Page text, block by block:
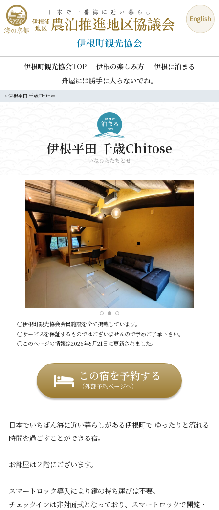
伊根町観光協会TOP 伊根の楽しみ方
伊根に泊まる
舟屋には勝手に入らないでね。
> 伊根平田 千歳Chitose
伊根平田 千歳Chitose
いねひらたちとせ
○伊根町観光協会会員施設を全て掲載しています。
○サービスを保証するものではございませんので予めご了承下さい。
○このページの情報は2026年5月21日に更新されました。
この宿を予約する
（外部予約ページへ）
日本でいちばん海に近い暮らしがある伊根町で ゆったりと流れる
時間を過ごすことができる宿。
お部屋は２階にございます。
スマートロック導入により鍵の持ち運びは不要。
チェックインは非対面式となっており、スマートロックで開錠・